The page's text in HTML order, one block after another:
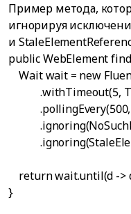
Пример метода,
игнорируя
и
public WebElement
Waitwait = new
.withTimeout(5,
.pollingEvery(500,
return wait.until(d ->
}